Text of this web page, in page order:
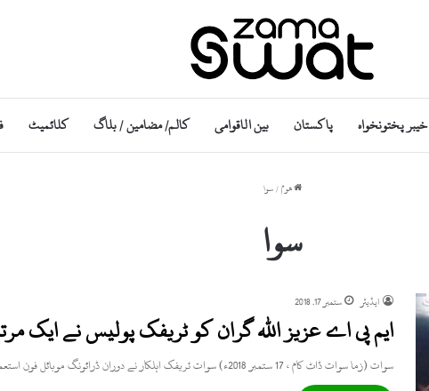
خیبر پختونخواہ پاکستان بین الاقوامی کالم/ مضامین / بلاگ کلائمیٹ
ھوم / سوا
سوا
ایڈیٹر ستمبر 17, 2018
ایم پی اے عزیز اللہ گران کو ٹریفک پولیس نے ایک
سوات (زما سوات ڈاٹ کام ، 17 ستمبر 2018ء) سوات ٹریفک اہلکار نے دوران ڈرائونگ موبائل فون استعمال کرنے پر…